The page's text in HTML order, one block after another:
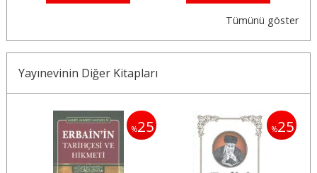
Tümünü göster
Yayınevinin Diğer Kitapları
%25 %25